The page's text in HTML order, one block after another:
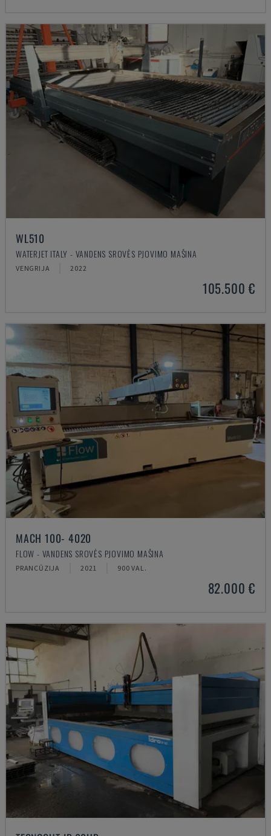
WL510
WATERJET ITALY - VANDENS SROVĖS PJOVIMO MAŠINA
VENGRIJA 2022
105.500 €
MACH 100- 4020
FLOW - VANDENS SROVĖS PJOVIMO MAŠINA
PRANCŪZIJA 2021 900 VAL.
82.000 €